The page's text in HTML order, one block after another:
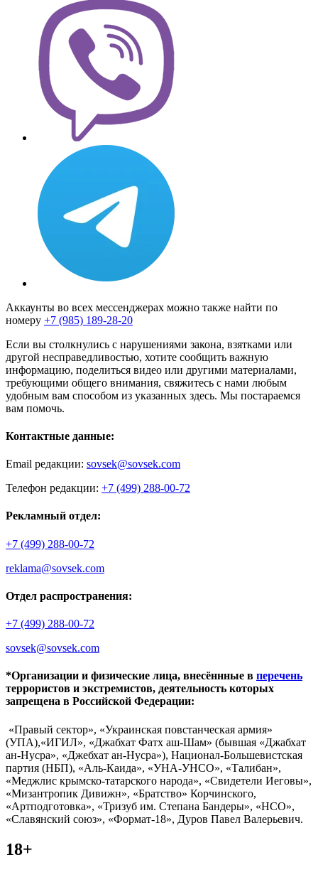
Аккаунты во всех мессенджерах можно также найти по
номеру +7 (985) 189-28-20
Если вы столкнулись с нарушениями закона, взятками или
другой несправедливостью, хотите сообщить важную
информацию, поделиться видео или другими материалами,
требующими общего внимания, свяжитесь с нами любым
удобным вам способом из указанных здесь. Мы постараемся
вам помочь.
Контактные данные:
Email редакции: sovsek@sovsek.com
Телефон редакции: +7 (499) 288-00-72
Рекламный отдел:
+7 (499) 288-00-72
reklama@sovsek.com
Отдел распространения:
+7 (499) 288-00-72
sovsek@sovsek.com
*Организации и физические лица, внесённные в перечень
террористов и экстремистов, деятельность которых
запрещена в Российской Федерации:
«Правый сектор», «Украинская повстанческая армия»
(УПА),«ИГИЛ», «Джабхат Фатх аш-Шам» (бывшая «Джабхат
ан-Нусра», «Джебхат ан-Нусра»), Национал-Большевистская
партия (НБП), «Аль-Каида», «УНА-УНСО», «Талибан»,
«Меджлис крымско-татарского народа», «Свидетели Иеговы»,
«Мизантропик Дивижн», «Братство» Корчинского,
«Артподготовка», «Тризуб им. Степана Бандеры», «НСО»,
«Славянский союз», «Формат-18», Дуров Павел Валерьевич.
18+